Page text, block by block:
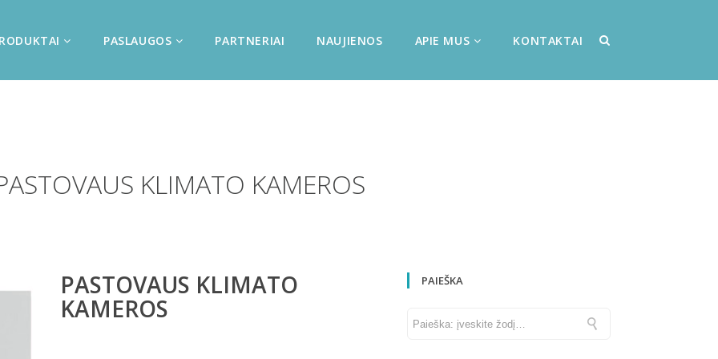
PASLAUGOS PARTNERIAI NAUJIENOS APIE MUS KONTAKTAI
KLIMATO KAMEROS
PASTOVAUS KLIMATO
KAMEROS
PAIEŠKA